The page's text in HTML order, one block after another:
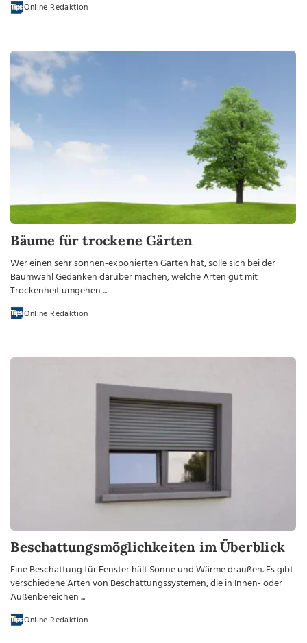
Online Redaktion
Bäume für trockene Gärten
Wer einen sehr sonnen-exponierten Garten hat, solle sich bei der
Baumwahl Gedanken darüber machen, welche Arten gut mit
Trockenheit umgehen ...
Online Redaktion
Beschattungsmöglichkeiten im Überblick
Eine Beschattung für Fenster hält Sonne und Wärme draußen. Es gibt
verschiedene Arten von Beschattungssystemen, die in Innen- oder
Außenbereichen ...
Online Redaktion